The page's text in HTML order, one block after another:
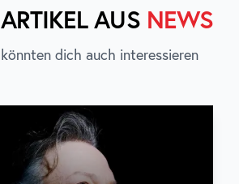
AUS NEWS
dich auch interessieren